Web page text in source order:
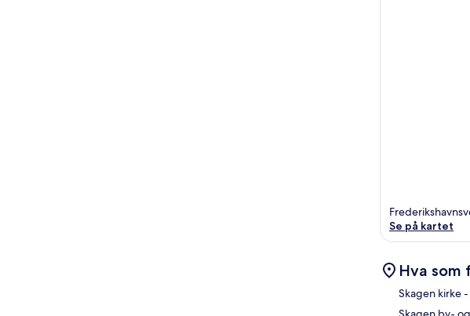
Se på kartet
Hva som
Skagen kirke-